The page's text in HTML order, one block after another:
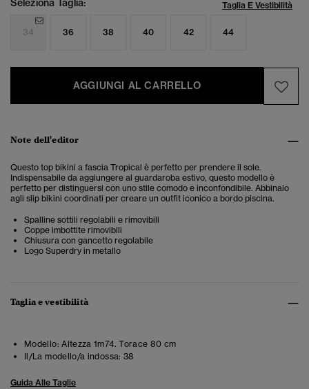
Seleziona Taglia: Taglia E Vestibilità
34 36 38 40 42 44
AGGIUNGI AL CARRELLO
Note dell'editor
Questo top bikini a fascia Tropical è perfetto per prendere il sole.
Indispensabile da aggiungere al guardaroba estivo, questo modello è
perfetto per distinguersi con uno stile comodo e inconfondibile. Abbinalo
agli slip bikini coordinati per creare un outfit iconico a bordo piscina.
Spalline sottili regolabili e rimovibili
Coppe imbottite rimovibili
Chiusura con gancetto regolabile
Logo Superdry in metallo
Taglia e vestibilità
Modello: Altezza 1m74. Torace 80 cm
Il/La modello/a indossa: 38
Guida Alle Taglie